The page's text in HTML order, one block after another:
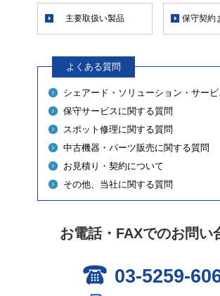
主要取扱い製品 保守契約
よくある質問
シェアード・ソリューション・サー
保守サービスに関する質問
スポット修理に関する質問
中古機器・パーツ販売に関する質問
お見積り・契約について
その他、当社に関する質問
お電話・FAXでのお問い
03-5259-